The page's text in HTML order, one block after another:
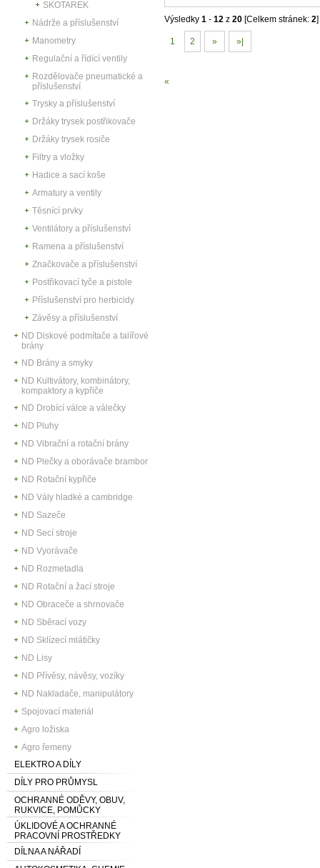
SKOTAREK
Nádrže a příslušenství
Manometry
Regulační a řídící ventily
Rozdělovače pneumatické a
příslušenství
Trysky a příslušenství
Držáky trysek postřikovače
Držáky trysek rosiče
Filtry a vložky
Hadice a sací koše
Armatury a ventily
Těsnící prvky
Ventilátory a příslušenství
Ramena a příslušenství
Značkovače a příslušenství
Postřikovací tyče a pistole
Příslušenství pro herbicidy
Závěsy a příslušenství
ND Diskové podmítače a talířové
brány
ND Brány a smyky
ND Kultivátory, kombinátory,
kompaktory a kypřiče
ND Drobící válce a válečky
ND Pluhy
ND Vibrační a rotační brány
ND Plečky a oborávače brambor
ND Rotační kypřiče
ND Vály hladké a cambridge
ND Sazeče
ND Secí stroje
ND Vyorávače
ND Rozmetadla
ND Rotační a žací stroje
ND Obraceče a shrnovače
ND Sběrací vozy
ND Sklízecí mlátičky
ND Lisy
ND Přívěsy, návěsy, vozíky
ND Nakladače, manipulátory
Spojovací materiál
Agro ložiska
Agro řemeny
ELEKTRO A DÍLY
DÍLY PRO PRŮMYSL
OCHRANNÉ ODĚVY, OBUV,
RUKVICE, POMŮCKY
ÚKLIDOVÉ A OCHRANNÉ
PRACOVNÍ PROSTŘEDKY
DÍLNA A NÁŘADÍ
Výsledky 1 - 12 z 20 [Celkem stránek: 2]
1 2 » »|
«